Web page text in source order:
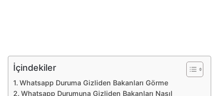
İçindekiler
Whatsapp Duruma Gizliden Bakanları Görme
Whatsapp Durumuna Gizliden Bakanları Nasıl